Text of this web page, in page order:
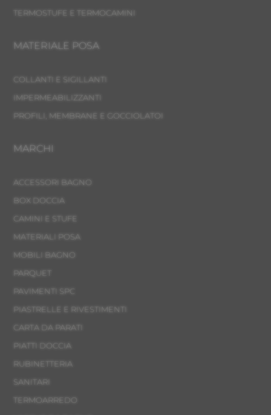
TERMOSTUFE E TERMOCAMINI
MATERIALE POSA
COLLANTI E SIGILLANTI
IMPERMEABILIZZANTI
PROFILI, MEMBRANE E GOCCIOLATOI
MARCHI
ACCESSORI BAGNO
BOX DOCCIA
CAMINI E STUFE
MATERIALI POSA
MOBILI BAGNO
PARQUET
PAVIMENTI SPC
PIASTRELLE E RIVESTIMENTI
CARTA DA PARATI
PIATTI DOCCIA
RUBINETTERIA
SANITARI
TERMOARREDO